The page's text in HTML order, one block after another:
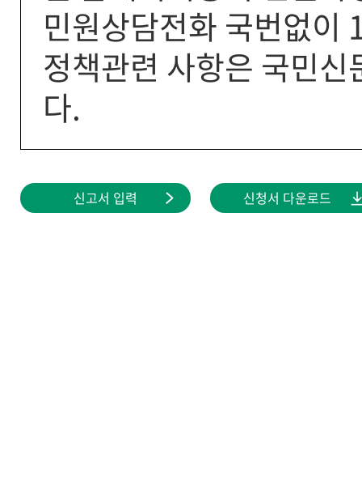
민원상담전화 국번없이
정책관련 사항은 국민
다.
신고서 입력 신청서 다운로드